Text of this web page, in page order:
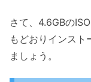
さて、4.6GBの
もどおりインスト
ましょう。